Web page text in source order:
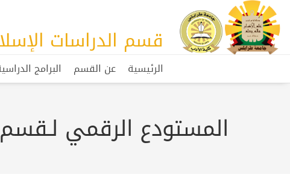
قسم الدراسات
الرئيسية عن القسم البرامج
المستودع الرقمي